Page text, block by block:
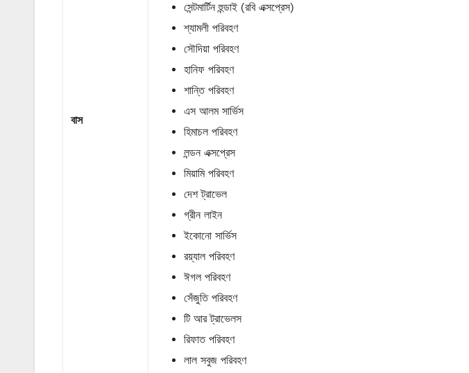
বাস
সেন্টমার্টিন হুন্ডাই (রবি এক্সপ্রেস)
শ্যামলী পরিবহণ
সৌদিয়া পরিবহণ
হানিফ পরিবহণ
শান্তি পরিবহণ
এস আলম সার্ভিস
হিমাচল পরিবহণ
লন্ডন এক্সপ্রেস
মিয়ামি পরিবহণ
দেশ ট্রাভেল
গ্রীন লাইন
ইকোনো সার্ভিস
রয়্যাল পরিবহণ
ঈগল পরিবহণ
সেঁজুতি পরিবহণ
টি আর ট্রাভেলস
রিফাত পরিবহণ
লাল সবুজ পরিবহণ